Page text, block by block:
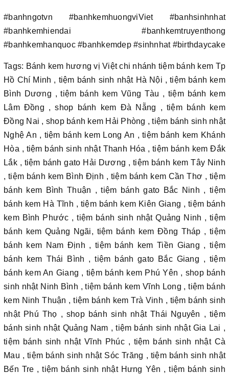
#banhngotvn #banhkemhuongviViet #banhsinhnhat
#banhkemhiendai #banhkemtruyenthong
#banhkemhanquoc #banhkemdep #sinhnhat #birthdaycake
Tags: Bánh kem hương vị Việt chi nhánh tiệm bánh kem Tp
Hồ Chí Minh , tiệm bánh sinh nhật Hà Nội , tiệm bánh kem
Bình Dương , tiệm bánh kem Vũng Tàu , tiệm bánh kem
Lâm Đồng , shop bánh kem Đà Nẵng , tiệm bánh kem
Đồng Nai , shop bánh kem Hải Phòng , tiệm bánh sinh nhật
Nghệ An , tiệm bánh kem Long An , tiệm bánh kem Khánh
Hòa , tiệm bánh sinh nhật Thanh Hóa , tiệm bánh kem Đắk
Lắk , tiệm bánh gato Hải Dương , tiệm bánh kem Tây Ninh
, tiệm bánh kem Bình Định , tiệm bánh kem Cần Thơ , tiệm
bánh kem Bình Thuận , tiệm bánh gato Bắc Ninh , tiệm
bánh kem Hà Tĩnh , tiệm bánh kem Kiên Giang , tiệm bánh
kem Bình Phước , tiệm bánh sinh nhật Quảng Ninh , tiệm
bánh kem Quảng Ngãi, tiệm bánh kem Đồng Tháp , tiệm
bánh kem Nam Định , tiệm bánh kem Tiền Giang , tiệm
bánh kem Thái Bình , tiệm bánh gato Bắc Giang , tiệm
bánh kem An Giang , tiệm bánh kem Phú Yên , shop bánh
sinh nhật Ninh Bình , tiệm bánh kem Vĩnh Long , tiệm bánh
kem Ninh Thuận , tiệm bánh kem Trà Vinh , tiệm bánh sinh
nhật Phú Thọ , shop bánh sinh nhật Thái Nguyên , tiệm
bánh sinh nhật Quảng Nam , tiệm bánh sinh nhật Gia Lai ,
tiệm bánh sinh nhật Vĩnh Phúc , tiệm bánh sinh nhật Cà
Mau , tiệm bánh sinh nhật Sóc Trăng , tiệm bánh sinh nhật
Bến Tre , tiệm bánh sinh nhật Hưng Yên , tiệm bánh sinh